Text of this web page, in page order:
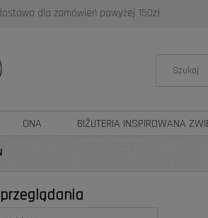
dla zamówień powyżej 150zł
ONA BIŻUTERIA INSPIROWANA